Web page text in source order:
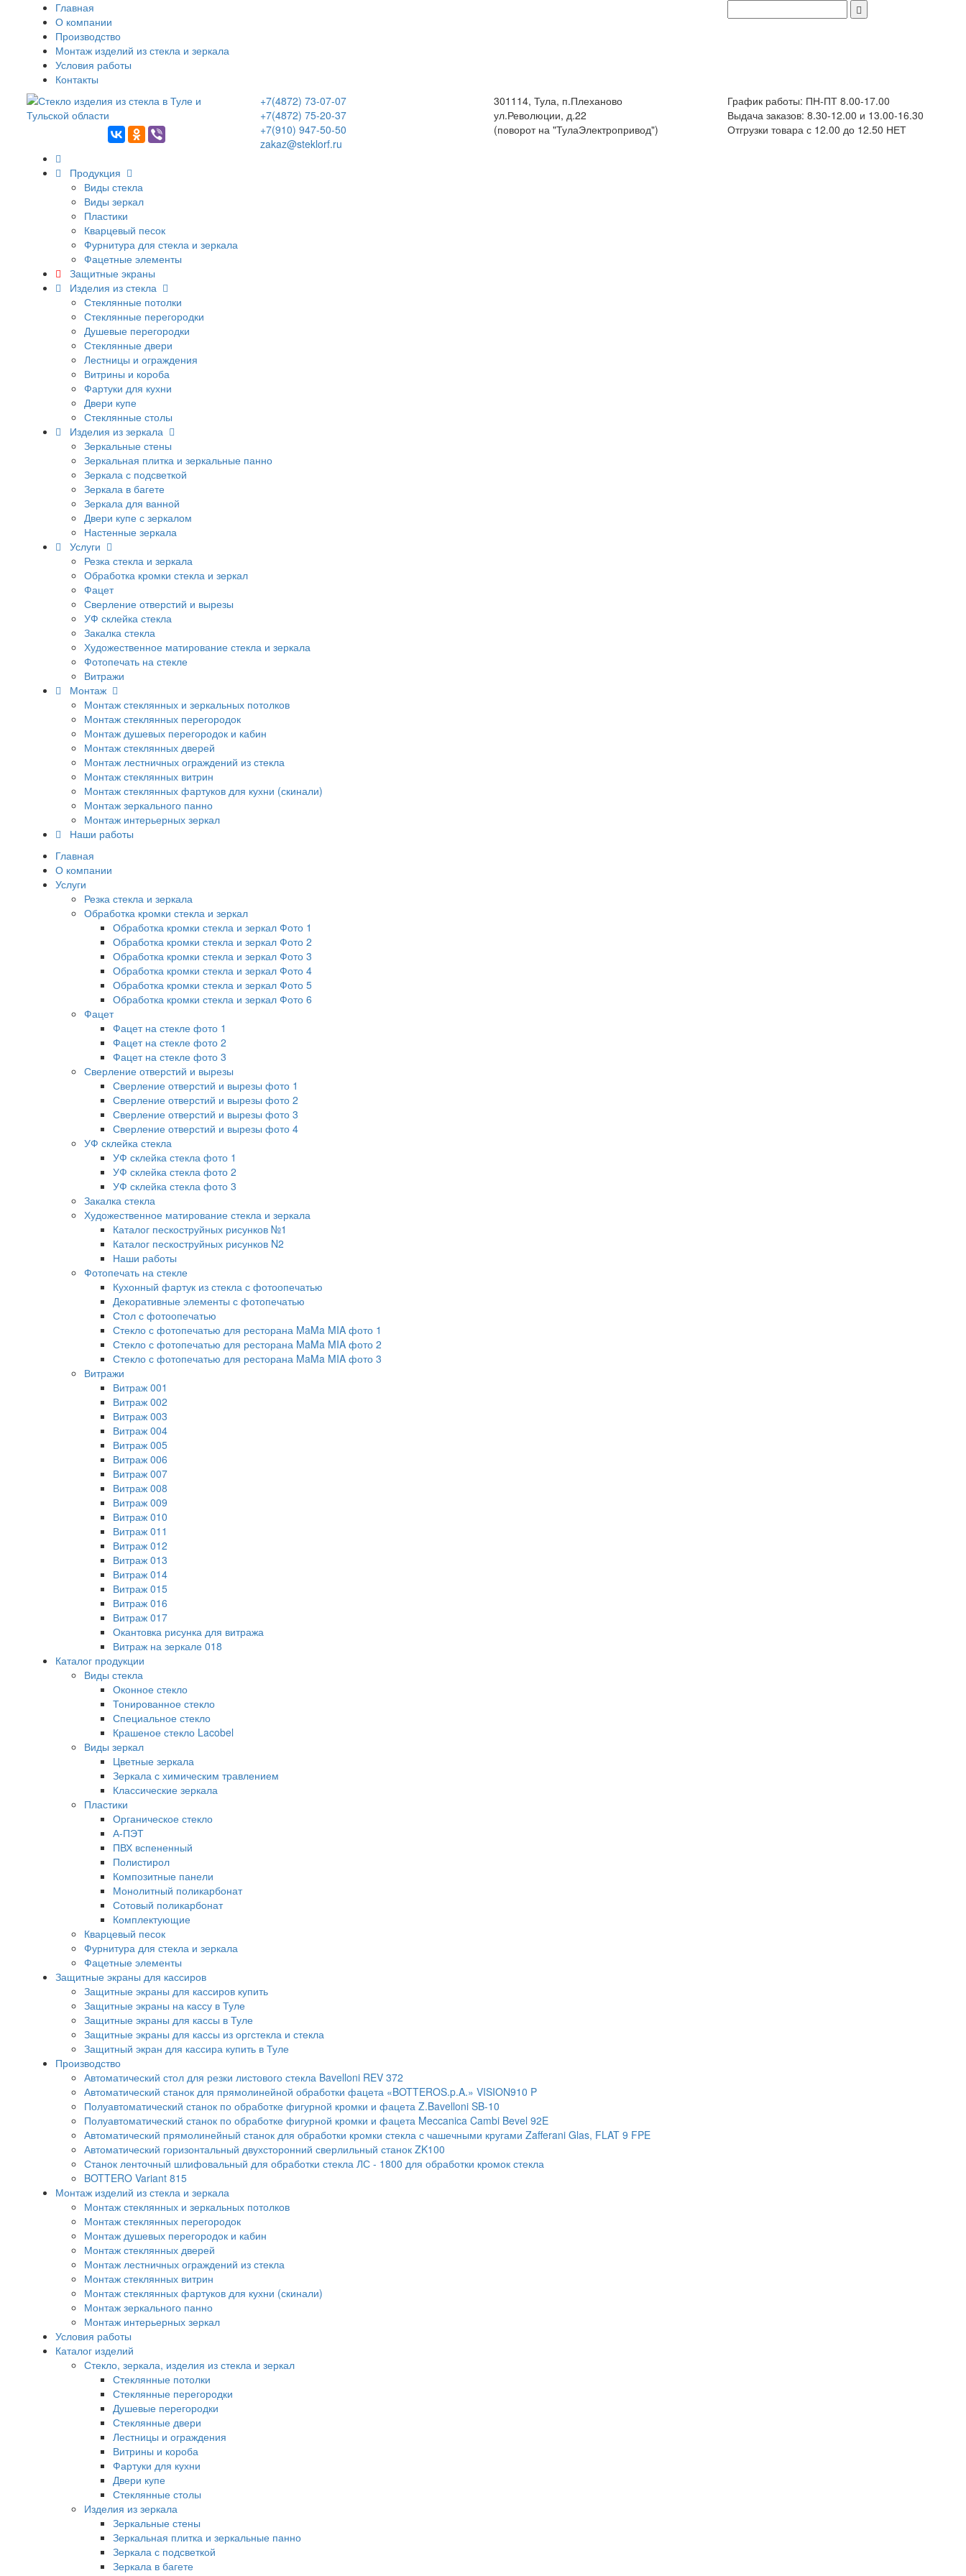
Главная
О компании
Производство
Монтаж изделий из стекла и зеркала
Условия работы
Контакты
+7(4872) 73-07-07
+7(4872) 75-20-37
+7(910) 947-50-50
zakaz@steklorf.ru
301114, Тула, п.Плеханово
ул.Революции, д.22
(поворот на "ТулаЭлектропривод")
График работы: ПН-ПТ 8.00-17.00
Выдача заказов: 8.30-12.00 и 13.00-16.30
Отгрузки товара с 12.00 до 12.50 НЕТ
Продукция
Виды стекла
Виды зеркал
Пластики
Кварцевый песок
Фурнитура для стекла и зеркала
Фацетные элементы
Защитные экраны
Изделия из стекла
Стеклянные потолки
Стеклянные перегородки
Душевые перегородки
Стеклянные двери
Лестницы и ограждения
Витрины и короба
Фартуки для кухни
Двери купе
Стеклянные столы
Изделия из зеркала
Зеркальные стены
Зеркальная плитка и зеркальные панно
Зеркала с подсветкой
Зеркала в багете
Зеркала для ванной
Двери купе с зеркалом
Настенные зеркала
Услуги
Резка стекла и зеркала
Обработка кромки стекла и зеркал
Фацет
Сверление отверстий и вырезы
УФ склейка стекла
Закалка стекла
Художественное матирование стекла и зеркала
Фотопечать на стекле
Витражи
Монтаж
Монтаж стеклянных и зеркальных потолков
Монтаж стеклянных перегородок
Монтаж душевых перегородок и кабин
Монтаж стеклянных дверей
Монтаж лестничных ограждений из стекла
Монтаж стеклянных витрин
Монтаж стеклянных фартуков для кухни (скинали)
Монтаж зеркального панно
Монтаж интерьерных зеркал
Наши работы
Главная
О компании
Услуги
Резка стекла и зеркала
Обработка кромки стекла и зеркал
Обработка кромки стекла и зеркал Фото 1
Обработка кромки стекла и зеркал Фото 2
Обработка кромки стекла и зеркал Фото 3
Обработка кромки стекла и зеркал Фото 4
Обработка кромки стекла и зеркал Фото 5
Обработка кромки стекла и зеркал Фото 6
Фацет
Фацет на стекле фото 1
Фацет на стекле фото 2
Фацет на стекле фото 3
Сверление отверстий и вырезы
Сверление отверстий и вырезы фото 1
Сверление отверстий и вырезы фото 2
Сверление отверстий и вырезы фото 3
Сверление отверстий и вырезы фото 4
УФ склейка стекла
УФ склейка стекла фото 1
УФ склейка стекла фото 2
УФ склейка стекла фото 3
Закалка стекла
Художественное матирование стекла и зеркала
Каталог пескоструйных рисунков №1
Каталог пескоструйных рисунков N2
Наши работы
Фотопечать на стекле
Кухонный фартук из стекла с фотоопечатью
Декоративные элементы с фотопечатью
Стол с фотоопечатью
Стекло с фотопечатью для ресторана MaMa MIA фото 1
Стекло с фотопечатью для ресторана MaMa MIA фото 2
Стекло с фотопечатью для ресторана MaMa MIA фото 3
Витражи
Витраж 001
Витраж 002
Витраж 003
Витраж 004
Витраж 005
Витраж 006
Витраж 007
Витраж 008
Витраж 009
Витраж 010
Витраж 011
Витраж 012
Витраж 013
Витраж 014
Витраж 015
Витраж 016
Витраж 017
Окантовка рисунка для витража
Витраж на зеркале 018
Каталог продукции
Виды стекла
Оконное стекло
Тонированное стекло
Специальное стекло
Крашеное стекло Lacobel
Виды зеркал
Цветные зеркала
Зеркала с химическим травлением
Классические зеркала
Пластики
Органическое стекло
А-ПЭТ
ПВХ вспененный
Полистирол
Композитные панели
Монолитный поликарбонат
Сотовый поликарбонат
Комплектующие
Кварцевый песок
Фурнитура для стекла и зеркала
Фацетные элементы
Защитные экраны для кассиров
Защитные экраны для кассиров купить
Защитные экраны на кассу в Туле
Защитные экраны для кассы в Туле
Защитные экраны для кассы из оргстекла и стекла
Защитный экран для кассира купить в Туле
Производство
Автоматический стол для резки листового стекла Bavelloni REV 372
Автоматический станок для прямолинейной обработки фацета «BOTTEROS.p.A.» VISION910 P
Полуавтоматический станок по обработке фигурной кромки и фацета Z.Bavelloni SB-10
Полуавтоматический станок по обработке фигурной кромки и фацета Meccanica Cambi Bevel 92E
Автоматический прямолинейный станок для обработки кромки стекла с чашечными кругами Zafferani Glas, FLAT 9 FPE
Автоматический горизонтальный двухсторонний сверлильный станок ZK100
Станок ленточный шлифовальный для обработки стекла ЛС - 1800 для обработки кромок стекла
BOTTERO Variant 815
Монтаж изделий из стекла и зеркала
Монтаж стеклянных и зеркальных потолков
Монтаж стеклянных перегородок
Монтаж душевых перегородок и кабин
Монтаж стеклянных дверей
Монтаж лестничных ограждений из стекла
Монтаж стеклянных витрин
Монтаж стеклянных фартуков для кухни (скинали)
Монтаж зеркального панно
Монтаж интерьерных зеркал
Условия работы
Каталог изделий
Стекло, зеркала, изделия из стекла и зеркал
Стеклянные потолки
Стеклянные перегородки
Душевые перегородки
Стеклянные двери
Лестницы и ограждения
Витрины и короба
Фартуки для кухни
Двери купе
Стеклянные столы
Изделия из зеркала
Зеркальные стены
Зеркальная плитка и зеркальные панно
Зеркала с подсветкой
Зеркала в багете